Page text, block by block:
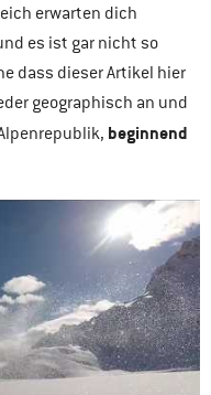
erwarten dich
es ist gar nicht so
dass dieser Artikel hier
geographisch an und
beginnend